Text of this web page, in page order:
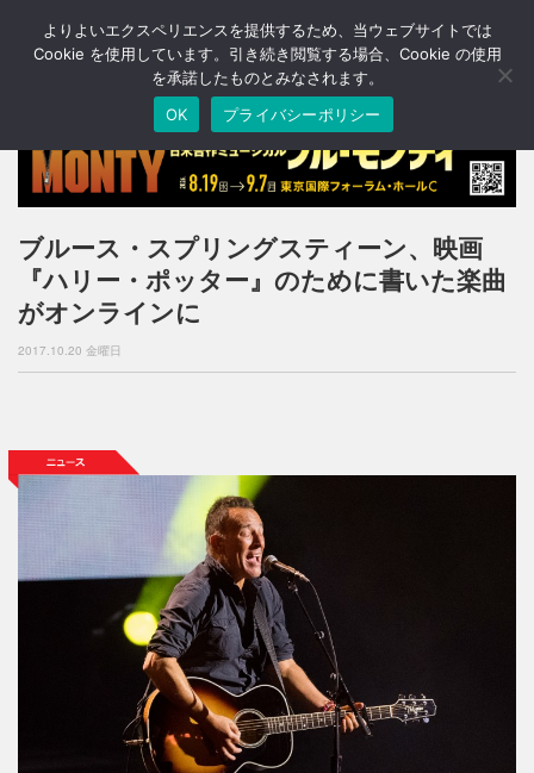
T
o
n
a
v
a
n
ブルース・スプリングスティーン、映画
『ハリー・ポッター』のために書いた楽曲
がオンラインに
2017.10.20 金曜日
よりよいエクスペリエンスを提供するため、当ウェブサイトでは
Cookie を使用しています。引き続き閲覧する場合、Cookie の使用
を承諾したものとみなされます。
OK
プライバシーポリシー